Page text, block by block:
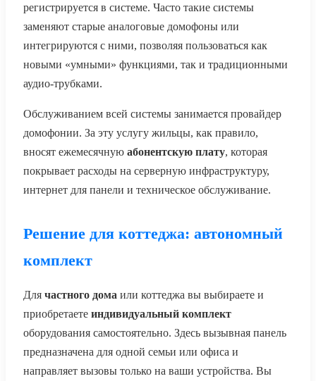
регистрируется в системе. Часто такие системы
заменяют старые аналоговые домофоны или
интегрируются с ними, позволяя пользоваться как
новыми «умными» функциями, так и традиционными
аудио-трубками.
Обслуживанием всей системы занимается провайдер
домофонии. За эту услугу жильцы, как правило,
вносят ежемесячную абонентскую плату, которая
покрывает расходы на серверную инфраструктуру,
интернет для панели и техническое обслуживание.
Решение для коттеджа: автономный
комплект
Для частного дома или коттеджа вы выбираете и
приобретаете индивидуальный комплект
оборудования самостоятельно. Здесь вызывная панель
предназначена для одной семьи или офиса и
направляет вызовы только на ваши устройства. Вы